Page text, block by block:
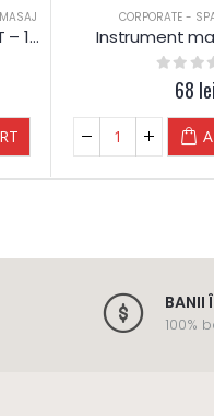
Ulei masaj MENTA PEPPERMINT – 1 L – Diamond
CORPORATE -
Instrument
out of
68 lei
BANII
100%